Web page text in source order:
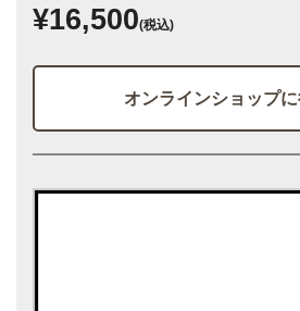
¥16,500(税込)
オンラインショップに